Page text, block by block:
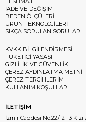
İADE VE DEĞİŞİM
BEDEN ÖLÇÜLERİ
ÜRÜN TEKNOLOJİLERİ
SIKÇA SORULAN SORULAR
KVKK BİLGİLENDİRMESİ
TÜKETİCİ YASASI
GİZLİLİK VE GÜVENLİK
ÇEREZ AYDINLATMA METNİ
ÇEREZ TERCİHLERİM
KULLANIM KOŞULLARI
İLETİŞİM
İzmir Caddesi No:22/12-13